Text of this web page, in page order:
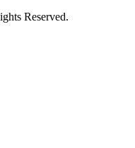
Reserved.